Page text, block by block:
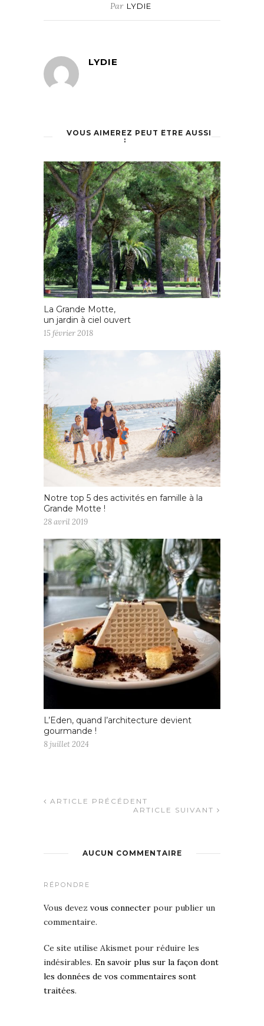
Par LYDIE
LYDIE
VOUS AIMEREZ PEUT ÊTRE AUSSI
:
La Grande Motte,
un jardin à ciel ouvert
15 février 2018
Notre top 5 des activités en famille à la
Grande Motte !
28 avril 2019
L’Eden, quand l’architecture devient
gourmande !
8 juillet 2024
ARTICLE PRÉCÉDENT
ARTICLE SUIVANT
AUCUN COMMENTAIRE
RÉPONDRE
Vous devez vous connecter pour publier un
commentaire.
Ce site utilise Akismet pour réduire les
indésirables. En savoir plus sur la façon dont
les données de vos commentaires sont
traitées.